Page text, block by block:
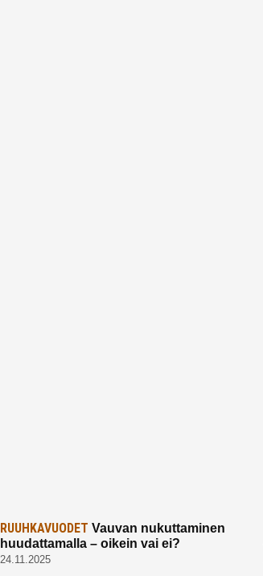
RUUHKAVUODET Vauvan nukuttaminen
huudattamalla – oikein vai ei?
24.11.2025